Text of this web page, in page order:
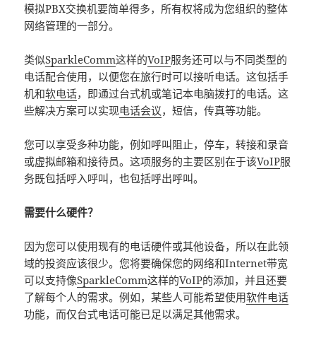
模拟PBX交换机要简单得多，所有权将成为您组织的整体
网络管理的一部分。
类似SparkleComm这样的VoIP服务还可以与不同类型的
电话配合使用，以便您在旅行时可以接听电话。这包括手
机和软电话，即通过台式机或笔记本电脑拨打的电话。这
些解决方案可以实现电话会议，短信，传真等功能。
您可以享受多种功能，例如呼叫阻止，停车，转接和录音
或虚拟邮箱和接待员。这项服务的主要区别在于该VoIP服
务既包括呼入呼叫，也包括呼出呼叫。
需要什么硬件？
因为您可以使用现有的电话硬件或其他设备，所以在此领
域的投资应该很少。您将要确保您的网络和Internet带宽
可以支持像SparkleComm这样的VoIP的添加，并且还要
了解每个人的需求。例如，某些人可能希望使用软件电话
功能，而仅台式电话可能已足以满足其他需求。